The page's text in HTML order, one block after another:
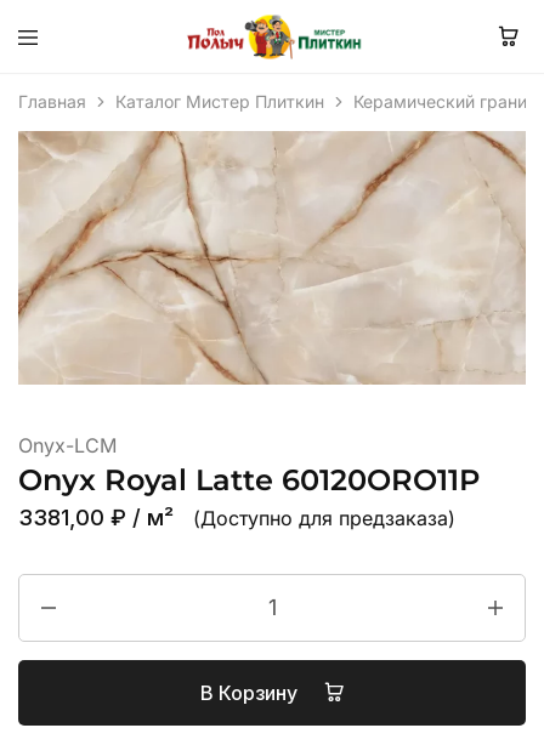
Главная Каталог Мистер Плиткин Керамический гранит
Onyx-LCM
Onyx Royal Latte 60120ORO11P
3381,00 ₽ / м² (Доступно для предзаказа)
В Корзину